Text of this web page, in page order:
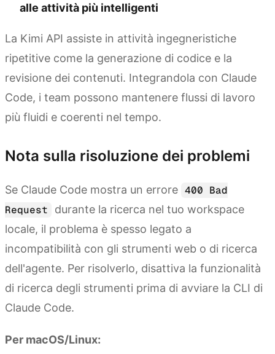
alle attività più intelligenti
La Kimi API assiste in attività ingegneristiche
ripetitive come la generazione di codice e la
revisione dei contenuti. Integrandola con Claude
Code, i team possono mantenere flussi di lavoro
più fluidi e coerenti nel tempo.
Nota sulla risoluzione dei problemi
Se Claude Code mostra un errore 400 Bad
Request
durante la ricerca nel tuo workspace
locale, il problema è spesso legato a
incompatibilità con gli strumenti web o di ricerca
dell'agente. Per risolverlo, disattiva la funzionalità
di ricerca degli strumenti prima di avviare la CLI di
Claude Code.
Per macOS/Linux: